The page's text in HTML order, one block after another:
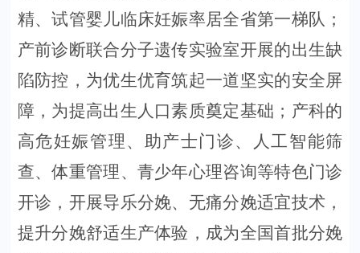
精、试管婴儿临床妊娠率居全省第一梯队；
产前诊断联合分子遗传实验室开展的出生缺
陷防控，为优生优育筑起一道坚实的安全屏
障，为提高出生人口素质奠定基础；产科的
高危妊娠管理、助产士门诊、人工智能筛
查、体重管理、青少年心理咨询等特色门诊
开诊，开展导乐分娩、无痛分娩适宜技术，
提升分娩舒适生产体验，成为全国首批分娩